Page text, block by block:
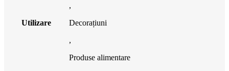
Utilizare
,
Decorațiuni
,
Produse alimentare